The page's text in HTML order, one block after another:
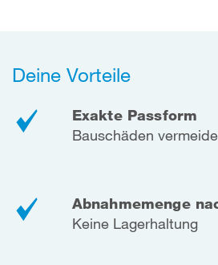
Deine Vorteile
Exakte Passform
Bauschäden
Abnahmemenge
Keine Lagerhaltung